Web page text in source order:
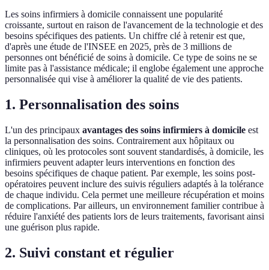
Les soins infirmiers à domicile connaissent une popularité
croissante, surtout en raison de l'avancement de la technologie et des
besoins spécifiques des patients. Un chiffre clé à retenir est que,
d'après une étude de l'INSEE en 2025, près de 3 millions de
personnes ont bénéficié de soins à domicile. Ce type de soins ne se
limite pas à l'assistance médicale; il englobe également une approche
personnalisée qui vise à améliorer la qualité de vie des patients.
1. Personnalisation des soins
L'un des principaux avantages des soins infirmiers à domicile est
la personnalisation des soins. Contrairement aux hôpitaux ou
cliniques, où les protocoles sont souvent standardisés, à domicile, les
infirmiers peuvent adapter leurs interventions en fonction des
besoins spécifiques de chaque patient. Par exemple, les soins post-
opératoires peuvent inclure des suivis réguliers adaptés à la tolérance
de chaque individu. Cela permet une meilleure récupération et moins
de complications. Par ailleurs, un environnement familier contribue à
réduire l'anxiété des patients lors de leurs traitements, favorisant ainsi
une guérison plus rapide.
2. Suivi constant et régulier